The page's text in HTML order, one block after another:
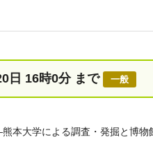
日 16時0分 まで 一般
本大学による調査・発掘と博